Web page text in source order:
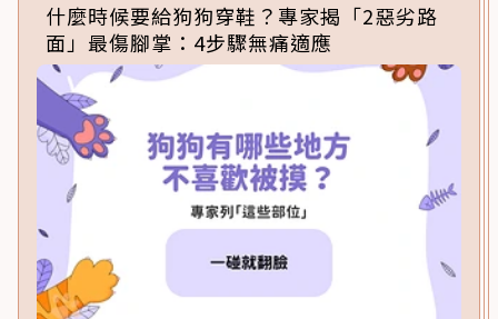
什麼時候要給狗狗穿鞋？專家揭「2惡劣路
面」最傷腳掌：4步驟無痛適應